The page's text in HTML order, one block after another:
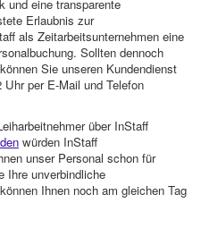
und eine transparente
Erlaubnis zur
als Zeitarbeitsunternehmen eine
Sollten dennoch
Sie unseren Kundendienst
per E-Mail und Telefon
über InStaff
würden InStaff
unser Personal schon für
Ihre unverbindliche
Ihnen noch am gleichen Tag